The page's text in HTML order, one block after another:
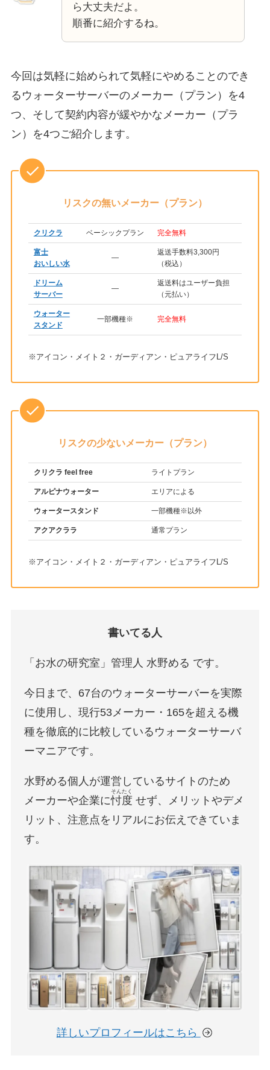
ら大丈夫だよ。
順番に紹介するね。
今回は気軽に始められて気軽にやめることのでき
るウォーターサーバーのメーカー（プラン）を4
つ、そして契約内容が緩やかなメーカー（プラ
ン）を4つご紹介します。
リスクの無いメーカー（プラン）
クリクラ ベーシックプラン 完全無料
富士
おいしい水
―
返送手数料3,300円
（税込）
ドリーム
サーバー
―
返送料はユーザー負担
（元払い）
ウォーター
スタンド
一部機種※ 完全無料
※アイコン・メイト２・ガーディアン・ピュアライフL/S
リスクの少ないメーカー（プラン）
クリクラ feel free ライトプラン
アルピナウォーター エリアによる
ウォータースタンド 一部機種※以外
アクアクララ 通常プラン
※アイコン・メイト２・ガーディアン・ピュアライフL/S
書いてる人
「お水の研究室」管理人 水野める です。
今日まで、67台のウォーターサーバーを実際
に使用し、現行53メーカー・165を超える機
種を徹底的に比較しているウォーターサーバ
ーマニアです。
水野める個人が運営しているサイトのため
メーカーや企業に忖度
そんたく
せず、メリットやデメ
リット、注意点をリアルにお伝えできていま
す。
詳しいプロフィールはこちら